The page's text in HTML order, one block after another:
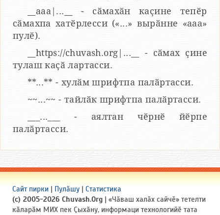
__aaa|...__ - сӑмахӑн каҫине тепӗр
сӑмахпа хатӗрлесси («...» вырӑнне «ааа»
пулӗ).
__https://chuvash.org|...__ - сӑмах ҫине
тулаш каҫӑ лартасси.
**...** - хулӑм шрифтпа палӑртасси.
~~...~~ - тайлӑк шрифтпа палӑртасси.
___...___ - аялтан чӗрнӗ йӗрпе
палӑртасси.
Сайт пирки | Пулӑшу | Статистика
(c) 2005-2026 Chuvash.Org | «Чӑваш халӑх сайчӗ» тетелти
кӑларӑм МИХ пек Ҫыхӑну, информаци технологийӗ тата